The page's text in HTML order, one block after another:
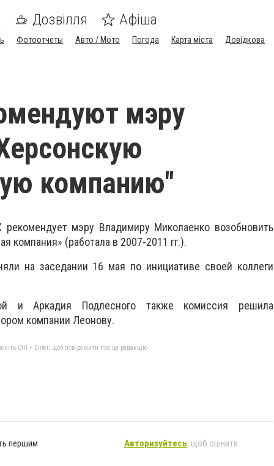
Дозвілля Афіша
Фотоотчеты Авто / Мото Погода Карта міста Довідкова
мэру
компанию"
мэру Владимиру Миколаенко возобновить
компания» (работала в 2007-2011 гг.).
на заседании 16 мая по инициативе своей коллеги
и Аркадия Подлесного также комиссия решила
компании Леонову.
Ctrl + Enter, щоб повідомити про це редакцію
першим Авторизуйтесь, щоб оцінити